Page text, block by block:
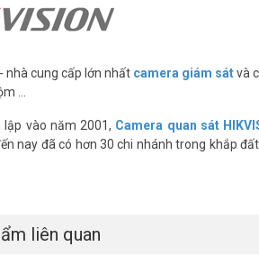
- nhà cung cấp lớn nhất camera giám sátvà
...
vào năm 2001, Camera quan sát
nay đã có hơn 30 chi nhánh trong khắp
liên quan